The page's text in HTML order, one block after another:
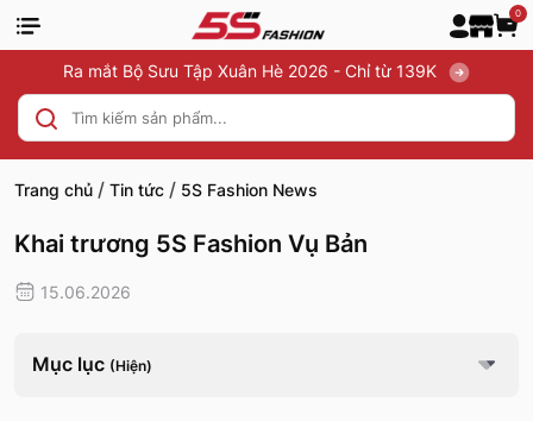
0
Ra mắt Bộ Sưu Tập Xuân Hè 2026 - Chỉ từ 139K
Trang chủ / Tin tức / 5S Fashion News
Khai trương 5S Fashion Vụ Bản
15.06.2026
Mục lục (Hiện)